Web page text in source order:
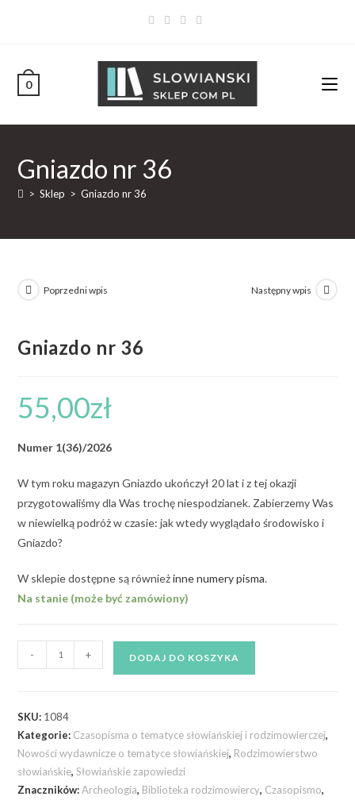
0
Gniazdo nr 36
> Sklep > Gniazdo nr 36
Poprzedni wpis Następny wpis
Gniazdo nr 36
55,00zł
Numer 1(36)/2026
W tym roku magazyn Gniazdo ukończył 20 lat i z tej okazji
przygotowaliśmy dla Was trochę niespodzianek. Zabierzemy Was
w niewielką podróż w czasie: jak wtedy wyglądało środowisko i
Gniazdo?
W sklepie dostępne są równieżinne numery pisma.
Na stanie (może być zamówiony)
- + DODAJ DO KOSZYKA
SKU: 1084
Kategorie: Czasopisma o tematyce słowiańskiej i rodzimowierczej,
Nowości wydawnicze o tematyce słowiańskiej, Rodzimowierstwo
słowiańskie,Słowiańskie zapowiedzi
Znaczników:Archeologia, Biblioteka rodzimowiercy, Czasopismo,